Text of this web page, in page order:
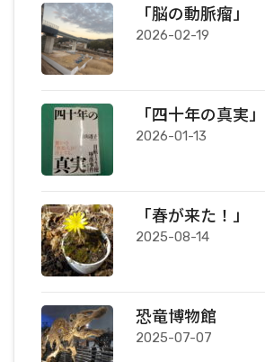
「脳の動脈瘤」
2026-02-19
「四十年の真実」
2026-01-13
「春が来た！」
2025-08-14
恐竜博物館
2025-07-07